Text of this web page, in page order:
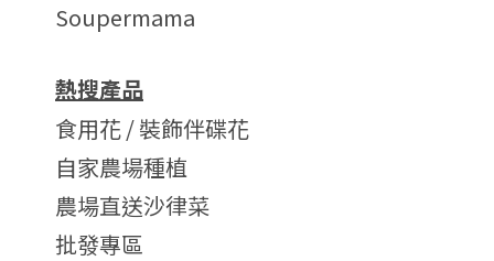
Soupermama
熱搜產品
食用花 / 裝飾伴碟花
自家農場種植
農場直送沙律菜
批發專區